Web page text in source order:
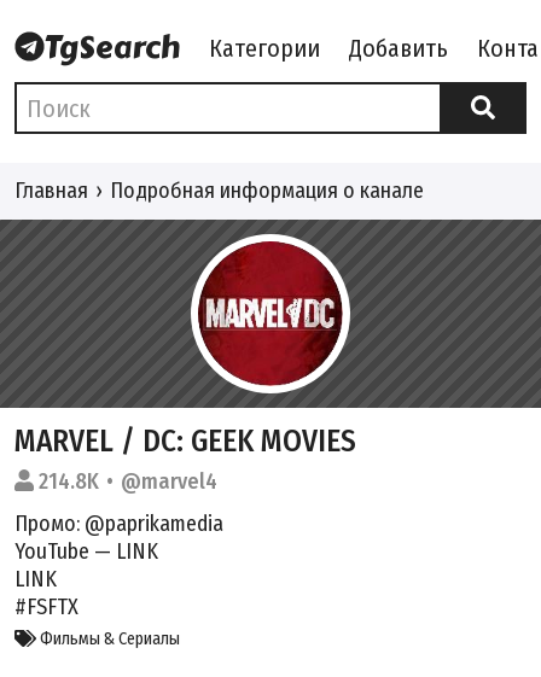
Категории Добавить
Главная Подробная информация о канале
MARVEL / DC: GEEK MOVIES
214.8K
@marvel4
Промо: @paprikamedia
YouTube — LINK
LINK
#FSFTX
Фильмы & Сериалы